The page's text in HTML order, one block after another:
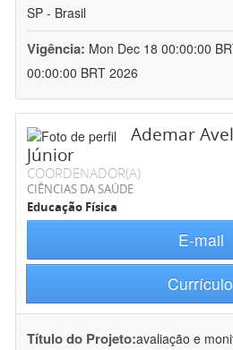
SP - Brasil
Vigência: Mon Dec 18 00:00:00
00:00:00 BRT 2026
Ademar
Júnior
COORDENADOR(A)
CIÊNCIAS DA SAÚDE
Educação Física
E-mail
Currículo
Título do Projeto:avaliação e